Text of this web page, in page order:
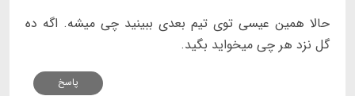
حالا همین عیسی توی تیم بعدی ببینید چی میشه. اگه ده
گل نزد هر چی میخواید بگید.
پاسخ